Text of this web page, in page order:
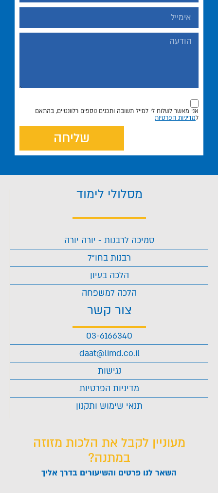
אני מאשר לשלוח לי למייל תשובה ותכנים נוספים רלוונטיים, בהתאם
למדיניות הפרטיות
שליחה
מסלולי לימוד
סמיכה לרבנות - יורה יורה
רבנות בחו"ל
הלכה בעיון
הלכה למשפחה
צור קשר
03-6166340
daat@limd.co.il
נגישות
מדיניות הפרטיות
תנאי שימוש ותקנון
מעוניין לקבל את הלכות מזוזה
במתנה?
השאר לנו פרטים והשיעורים בדרך אליך